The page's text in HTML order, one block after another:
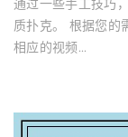
通过一些手工技巧
质扑克。 根据您的
相应的视频...